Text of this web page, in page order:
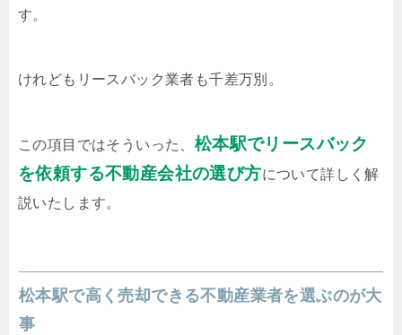
す。
けれどもリースバック業者も千差万別。
この項目ではそういった、 松本駅でリースバック
を依頼する不動産会社の選び方について詳しく解
説いたします。
松本駅で高く売却できる不動産業者を選ぶのが大
事